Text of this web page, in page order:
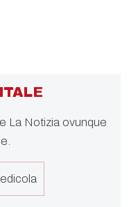
La Notizia ovunque